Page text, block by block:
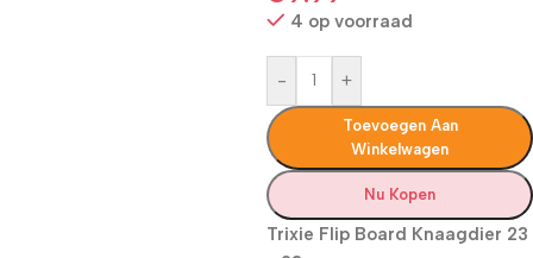
4 op voorraad
- +
Toevoegen Aan
Winkelwagen
Nu Kopen
Trixie Flip Board Knaagdier 23